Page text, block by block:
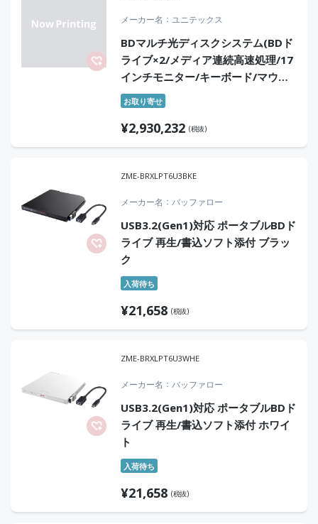
メーカー名 ユニテックス
BDマルチ光ディスクシステム(BDド
ライブ×2/メディア連続高速処理/17
インチモニター/キーボード/マウス
添付)
お取り寄せ
¥2,930,232 (税抜)
ZME-BRXLPT6U3BKE
メーカー名 バッファロー
USB3.2(Gen1)対応 ポータブルBDド
ライブ 再生/書込ソフト添付 ブラッ
ク
入荷待ち
¥21,658 (税抜)
ZME-BRXLPT6U3WHE
メーカー名 バッファロー
USB3.2(Gen1)対応 ポータブルBDド
ライブ 再生/書込ソフト添付 ホワイ
ト
入荷待ち
¥21,658 (税抜)